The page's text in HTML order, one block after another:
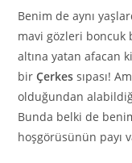
Benim de aynı
mavi gözleri boncuk
altına yatan afacan
birÇerkes sıpası!
olduğundan
Bunda belki de
hoşgörüsünün payı